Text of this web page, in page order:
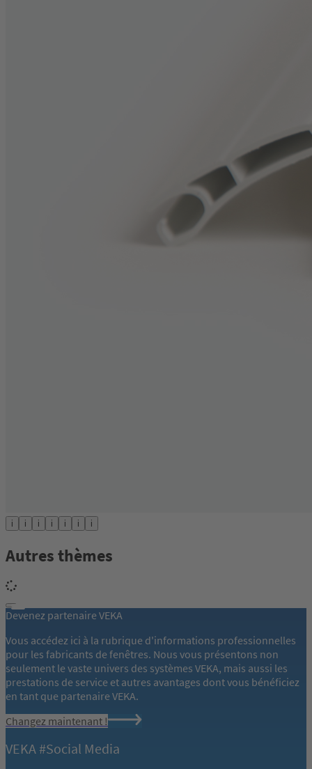
i i i i i i i
Autres thèmes
Devenez partenaire VEKA
Vous accédez ici à la rubrique d'informations professionnelles
pour les fabricants de fenêtres. Nous vous présentons non
seulement le vaste univers des systèmes VEKA, mais aussi les
prestations de service et autres avantages dont vous bénéficiez
en tant que partenaire VEKA.
Changez maintenant !
VEKA #Social Media